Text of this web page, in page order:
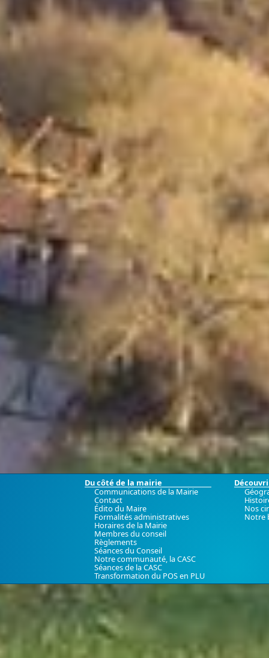
Du côté de la mairie
Communications de la Mairie
Contact
Édito du Maire
Formalités administratives
Horaires de la Mairie
Membres du conseil
Règlements
Séances du Conseil
Notre communauté, la CASC
Séances de la CASC
Transformation du POS en PLU
Nos
Notre